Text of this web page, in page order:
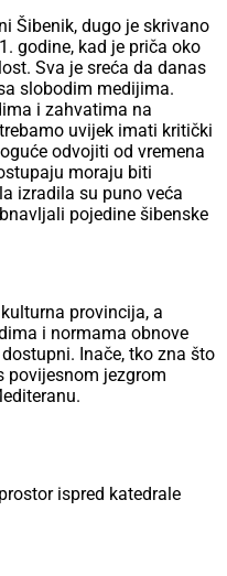
Šibenik, dugo je skrivano
godine, kad je priča oko
Sva je sreća da danas
slobodim medijima.
i zahvatima na
uvijek imati kritički
odvojiti od vremena
moraju biti
izradila su puno veća
pojedine šibenske
provincija, a
i normama obnove
Inače, tko zna što
povijesnom jezgrom
ispred katedrale